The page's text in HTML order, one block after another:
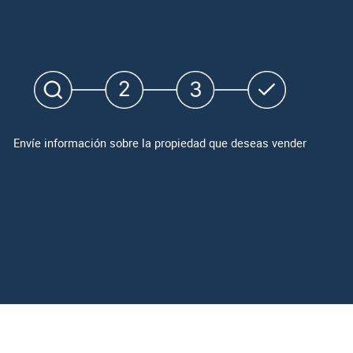
Envíe información sobre la propiedad que deseas vender